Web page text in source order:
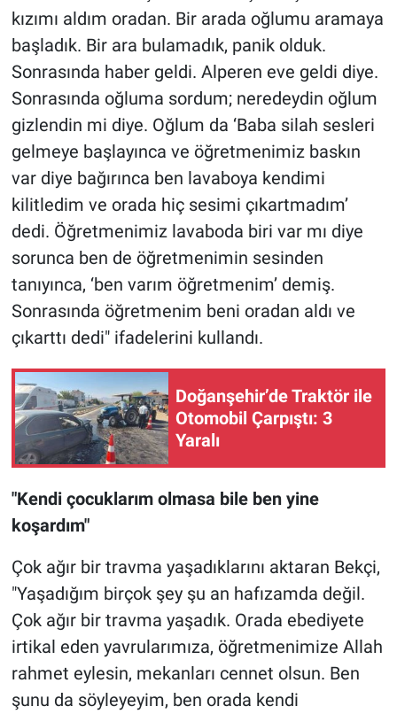
kızımı aldım oradan. Bir arada oğlumu aramaya
başladık. Bir ara bulamadık, panik olduk.
Sonrasında haber geldi. Alperen eve geldi diye.
Sonrasında oğluma sordum; neredeydin oğlum
gizlendin mi diye. Oğlum da ‘Baba silah sesleri
gelmeye başlayınca ve öğretmenimiz baskın
var diye bağırınca ben lavaboya kendimi
kilitledim ve orada hiç sesimi çıkartmadım’
dedi. Öğretmenimiz lavaboda biri var mı diye
sorunca ben de öğretmenimin sesinden
tanıyınca, ‘ben varım öğretmenim’ demiş.
Sonrasında öğretmenim beni oradan aldı ve
çıkarttı dedi" ifadelerini kullandı.
Doğanşehir’de Traktör ile
Otomobil Çarpıştı: 3
Yaralı
"Kendi çocuklarım olmasa bile ben yine
koşardım"
Çok ağır bir travma yaşadıklarını aktaran Bekçi,
"Yaşadığım birçok şey şu an hafızamda değil.
Çok ağır bir travma yaşadık. Orada ebediyete
irtikal eden yavrularımıza, öğretmenimize Allah
rahmet eylesin, mekanları cennet olsun. Ben
şunu da söyleyeyim, ben orada kendi